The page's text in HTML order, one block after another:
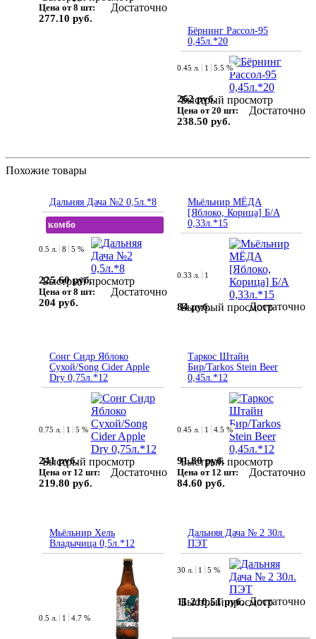
Цена от 8 шт:
277.10 руб.
Достаточно
Бёрнинг Рассол-95
0,45л.*20
Быстрый просмотр
0.45 л. 1 5.5 %
262 руб.
Цена от 20 шт:
238.50 руб.
Достаточно
Похожие товары
Дальняя Дача №2 0,5л.*8
комбо
Быстрый просмотр
0.5 л. 8 5 %
225.60 руб.
Цена от 8 шт:
204 руб.
Достаточно
Мьёльнир МЁДА
[Яблоко, Корица] Б/А
0,33л.*15
Быстрый просмотр
0.33 л. 1
84 руб. Достаточно
Сонг Сидр Яблоко
Сухой/Song Cider Apple
Dry 0,75л.*12
Быстрый просмотр
0.75 л. 1 5 %
241 руб.
Цена от 12 шт:
219.80 руб.
Достаточно
Таркос Штайн
Бир/Tarkos Stein Beer
0,45л.*12
Быстрый просмотр
0.45 л. 1 4.5 %
91.80 руб.
Цена от 12 шт:
84.60 руб.
Достаточно
Мьёльнир Хель
Владычица 0,5л.*12
0.5 л. 1 4.7 %
Дальняя Дача № 2 30л.
ПЭТ
Быстрый просмотр
30 л. 1 5 %
11 210.51 руб. Достаточно